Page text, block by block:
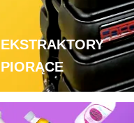
EKSTRAKTORY
PIORĄCE